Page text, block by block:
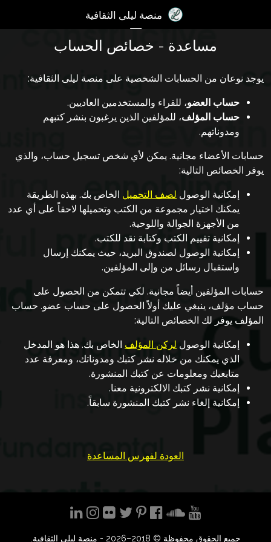
منصة ليلى الثقافية
☰
اﻷخبار
الصوتيات
المدونات
مسابقة
2017
مساعدة
شائعة
اتصل
مساعدة - خصائص الحساب
يوجد نوعان من الحسابات الشخصية على منصة ليلى الثقافية:
حساب العضو، للقراء والمستخدمين العاديين.
حساب المؤلف، للمؤلفين الذين يرغبون بنشر كتبهم
ومدوناتهم.
حسابات اﻷعضاء مجانية. يمكن ﻷي شخص تسجيل حساب، والذي
يوفر الخصائص التالية:
إمكانية الوصول لصف التحميل الخاص بك. بهذه الطريقة
يمكنك اختيار مجموعة من الكتب وتحميلها لاحقاً على أي عدد
من اﻷجهزة الجوالة واللوحية.
إمكانية تقييم الكتب وكتابة نقد للكتب.
إمكانية الوصول لصندوق البريد، حيث يمكنك إرسال
واستقبال رسائل من وإلى المؤلفين.
حسابات المؤلفين أيضاً مجانية. لكي تتمكن من الحصول على
حساب مؤلف، ينبغي عليك أولاً الحصول على حساب عضو. حساب
المؤلف يوفر لك الخصائص التالية:
إمكانية الوصول لركن المؤلف الخاص بك. هذا هو المدخل
الذي يمكنك من خلاله نشر كتبك ومدوناتك، ومعرفة عدد
متابعيك ومعلومات عن كتبك المنشورة.
إمكانية نشر كتبك الالكترونية معنا.
إمكانية إلغاء نشر كتبك المنشورة سابقاً.
العودة لفهرس المساعدة
جميع الحقوق محفوظة © 2018–2026 - منصة ليلى الثقافية.